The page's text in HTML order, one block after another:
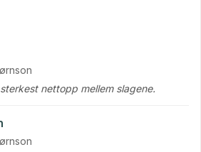
nettopp mellem slagene.